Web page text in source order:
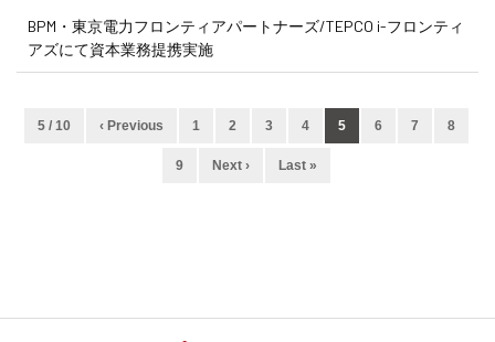
BPM・東京電力フロンティアパートナーズ/TEPCO i-フロンティ
アズにて資本業務提携実施
5 / 10 ‹ Previous 1 2 3 4 5 6 7 8
9 Next › Last »